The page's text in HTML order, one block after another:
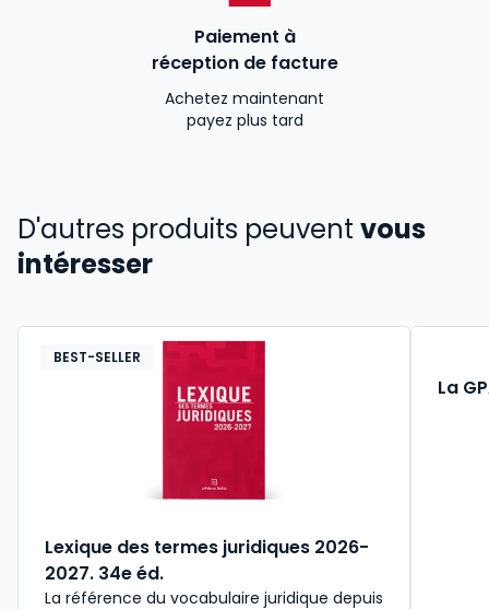
Paiement à
réception de facture
Achetez maintenant
payez plus tard
D'autres produits peuvent vous
intéresser
BEST-SELLER
Lexique des termes juridiques 2026-
2027. 34e éd.
La référence du vocabulaire juridique depuis
La